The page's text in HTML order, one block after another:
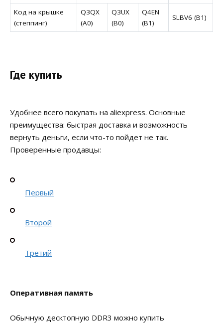
Код на крышке
(степпинг)
Q3QX
(A0)
Q3UX
(B0)
Q4EN
(B1)
SLBV6 (B1)
Где купить
Удобнее всего покупать на aliexpress. Основные
преимущества: быстрая доставка и возможность
вернуть деньги, если что-то пойдет не так.
Проверенные продавцы:
Первый
Второй
Третий
Оперативная память
Обычную десктопную DDR3 можно купить